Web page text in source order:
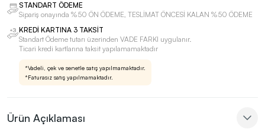
Ürün Açıklaması
STANDART ÖDEME
Sipariş onayında %50 ÖN ÖDEME, TESLİMAT ÖNCESİ KALAN %50 ÖDEME
KREDİ KARTINA 3 TAKSİT
Standart Ödeme tutarı üzerinden VADE FARKI uygulanır.
Ticari kredi kartlarına taksit yapılamamaktadır
*Vadeli, çek ve senetle satış yapılmamaktadır.
*Faturasız satış yapılmamaktadır.